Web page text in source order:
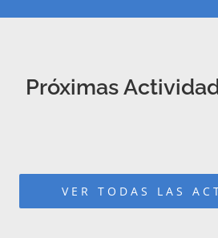
Próximas
VER TODAS LAS